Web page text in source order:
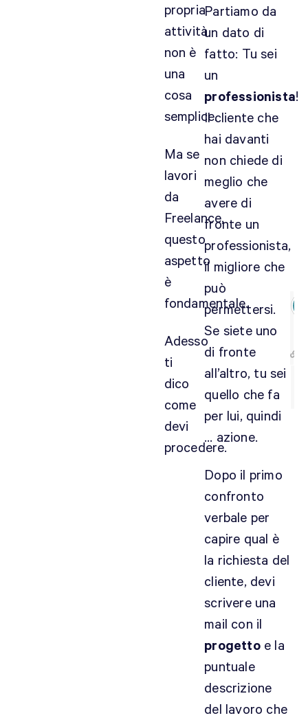
propria
attività
non è
una
cosa
semplice.
Ma se
lavori
da
Freelance,
questo
aspetto
è
fondamentale.
Adesso
ti
dico
come
devi
procedere.
Partiamo da
un dato di
fatto: Tu sei
un
professionista!
Il cliente che
hai davanti
non chiede di
meglio che
avere di
fronte un
professionista,
il migliore che
può
permettersi.
Se siete uno
di fronte
all’altro, tu sei
quello che fa
per lui, quindi
… azione.
Dopo il primo
confronto
verbale per
capire qual è
la richiesta del
cliente, devi
scrivere una
mail con il
progettoe la
puntuale
descrizione
del lavoro che
l